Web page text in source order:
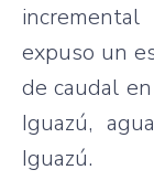
expuso un
de caudal
Iguazú,
Iguazú.